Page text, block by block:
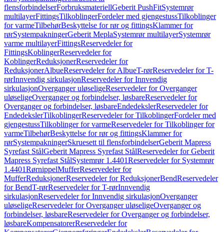
flensforbindelserForbruksmateriellGeberit PushFitSystemrør
multilayerFittingsTilkoblingerFordeler med gjengestussTilkoblinger
for varmeTilbehørBeskyttelse for rør og fittingsKlammer for
rørSystempakningerGeberit MeplaSystemrør multilayerSystemrør
varme multilayerFittingsReservedeler for
FittingsKoblingerReservedeler for
KoblingerReduksjonerReservedeler for
ReduksjonerAlbueReservedeler for AlbueT-rørReservedeler for T-
rørInnvendig sirkulasjonReservedeler for Innvendig
sirkulasjonOverganger uløseligeReservedeler for Overganger
uløseligeOverganger og forbindelser, løsbareReservedeler for
Overganger og forbindelser, løsbareEndedekslerReservedeler for
EndedekslerTilkoblingerReservedeler for TilkoblingerFordeler med
gjengestussTilkoblinger for varmeReservedeler for Tilkoblinger for
varmeTilbehørBeskyttelse for rør og fittingsKlammer for
rørSystempakningerSkruesett til flensforbindelserGeberit Mapress
Syrefast StålGeberit Mapress Syrefast StålReservedeler for Geberit
Mapress Syrefast StålSystemrør 1.4401Reservedeler for Systemrør
1.4401RørnippelMufferReservedeler for
MufferReduksjonerReservedeler for ReduksjonerBendReservedeler
for BendT-rørReservedeler for T-rørInnvendig
sirkulasjonReservedeler for Innvendig sirkulasjonOverganger
uløseligeReservedeler for Overganger uløseligeOverganger og
forbindelser, løsbareReservedeler for Overganger og forbindelser,
løsbareKompensatorerReservedeler for